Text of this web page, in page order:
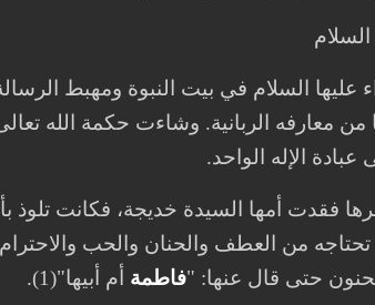
السلام
عليها السلام في بيت النبوة ومهبط
من معارفه الربانية. وشاءت حكمة الله
الإله الواحد.
فقدت أمها السيدة خديجة، فكانت تلوذ
من العطف والحنان والحب
حتى قال عنها: "فاطمة أم أبيها"(1).